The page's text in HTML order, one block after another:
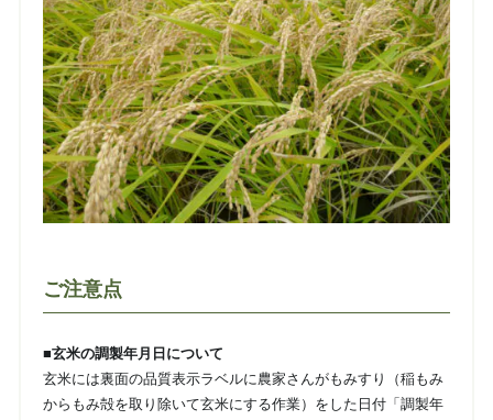
ご注意点
■玄米の調製年月日について
玄米には裏面の品質表示ラベルに農家さんがもみすり（稲もみ
からもみ殻を取り除いて玄米にする作業）をした日付「調製年